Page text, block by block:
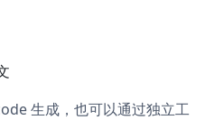
生成，也可以通过独立工